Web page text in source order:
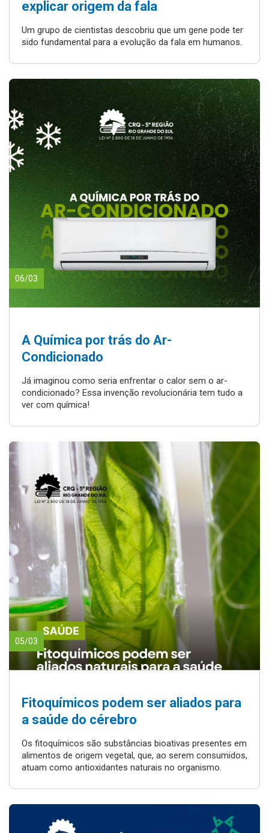
explicar origem da fala
Um grupo de cientistas descobriu que um gene pode ter
sido fundamental para a evolução da fala em humanos.
06/03
A Química por trás do Ar-
Condicionado
Já imaginou como seria enfrentar o calor sem o ar-
condicionado? Essa invenção revolucionária tem tudo a
ver com química!
05/03
Fitoquímicos podem ser aliados para
a saúde do cérebro
Os fitoquímicos são substâncias bioativas presentes em
alimentos de origem vegetal, que, ao serem consumidos,
atuam como antioxidantes naturais no organismo.